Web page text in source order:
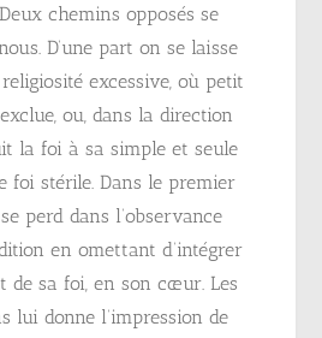
chemins opposés se
D’une part on se laisse
excessive, où petit
ou, dans la direction
la foi à sa simple et seule
foi stérile. Dans le premier
perd dans l’observance
en omettant d’intégrer
de sa foi, en son cœur. Les
lui donne l’impression de